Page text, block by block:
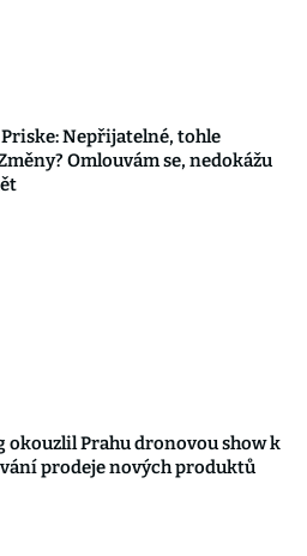
Nepřijatelné, tohle
Omlouvám se, nedokážu
okouzlil Prahu dronovou show k
prodeje nových produktů